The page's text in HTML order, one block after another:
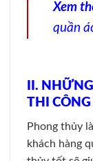
Xem
quần
II.
THI
Phong thủy
khách hàng